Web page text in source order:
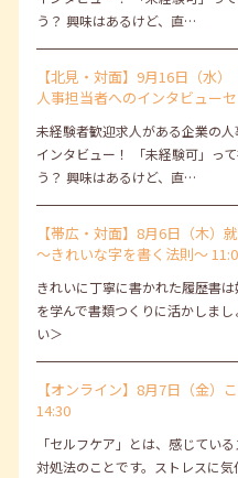
う？ 興味はあるけど、直…
【北見・対面】9月16日（水
人事担当者へのインタビュー
未経験者歓迎求人がある企業の
インタビュー！ 「未経験可」っ
う？ 興味はあるけど、直…
【帯広・対面】8月6日（木）
～きれいな字を書く法則～
きれいに丁寧に書かれた履歴書
を学んで書類つくりに活かしま
い＞
【オンライン】8月7日（金）
14:30
「セルフケア」とは、感じてい
対処法のことです。ストレスに